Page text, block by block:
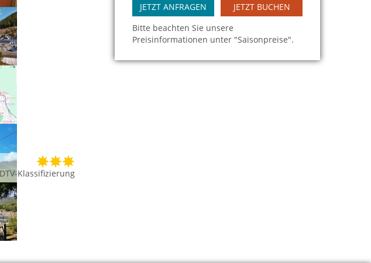
DTV-Klassifizierung
JETZT ANFRAGEN
JETZT BUCHEN
Bitte beachten Sie unsere
Preisinformationen unter "Saisonpreise".